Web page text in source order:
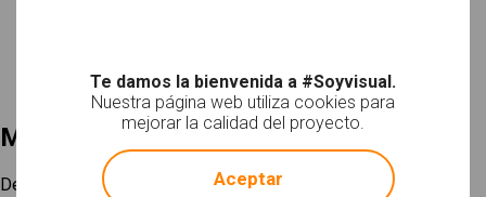
Mi selección
Descargar
Te damos la bienvenida a #Soyvisual.
Nuestra página web utiliza cookies para
mejorar la calidad del proyecto.
! Not valid!
Aceptar